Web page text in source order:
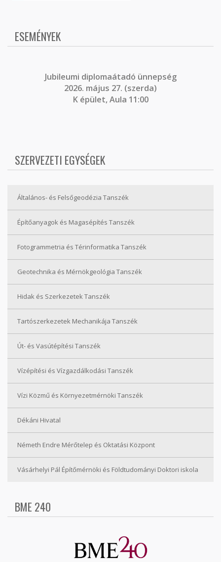
ESEMÉNYEK
Jubileumi diplomaátadó ünnepség
2026. május 27. (szerda)
K épület, Aula 11:00
SZERVEZETI EGYSÉGEK
Általános- és Felsőgeodézia Tanszék
Építőanyagok és Magasépítés Tanszék
Fotogrammetria és Térinformatika Tanszék
Geotechnika és Mérnökgeológia Tanszék
Hidak és Szerkezetek Tanszék
Tartószerkezetek Mechanikája Tanszék
Út- és Vasútépítési Tanszék
Vízépítési és Vízgazdálkodási Tanszék
Vízi Közmű és Környezetmérnöki Tanszék
Dékáni Hivatal
Németh Endre Mérőtelep és Oktatási Központ
Vásárhelyi Pál Építőmérnöki és Földtudományi Doktori iskola
BME 240